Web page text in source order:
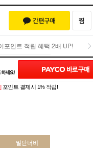
포인트 적립 혜택 2배 UP!
포인트 적립 혜택 2배 UP!
포인트 결제시 1% 적립!
(0)
밑단너비